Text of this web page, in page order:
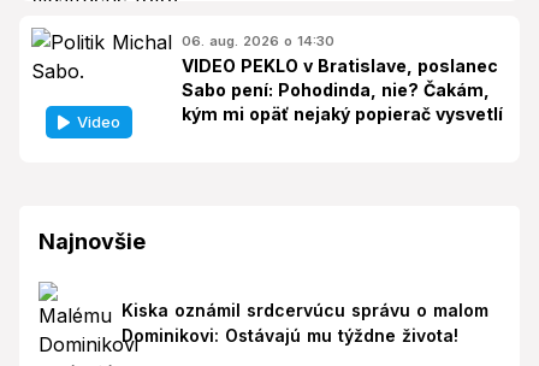
Video
06. aug. 2026 o 14:30
VIDEO PEKLO v Bratislave, poslanec
Sabo pení: Pohodinda, nie? Čakám,
kým mi opäť nejaký popierač vysvetlí
Najnovšie
Kiska oznámil srdcervúcu správu o malom
Dominikovi: Ostávajú mu týždne života!